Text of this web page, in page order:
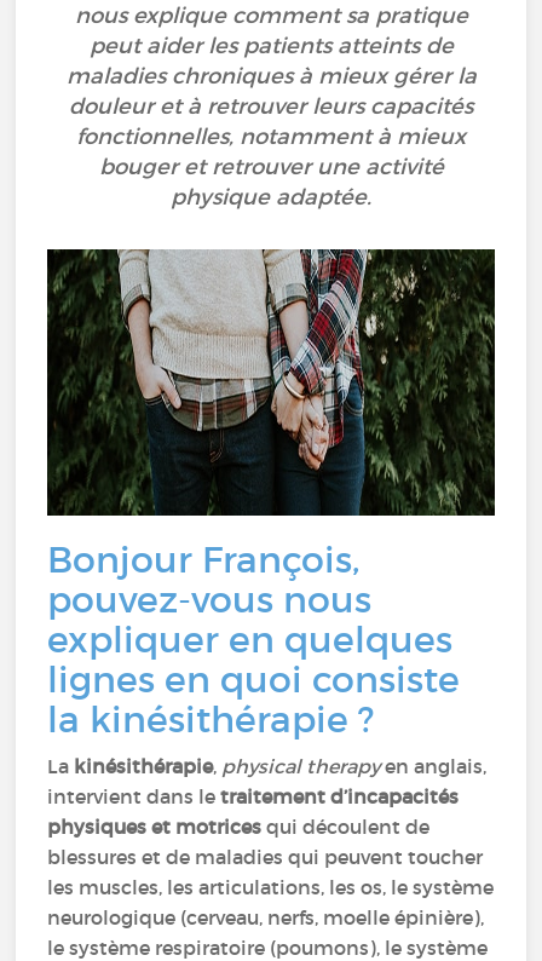
nous explique comment sa pratique
peut aider les patients atteints de
maladies chroniques à mieux gérer la
douleur et à retrouver leurs capacités
fonctionnelles, notamment à mieux
bouger et retrouver une activité
physique adaptée.
Bonjour François,
pouvez-vous nous
expliquer en quelques
lignes en quoi consiste
la kinésithérapie ?
La kinésithérapie, physical therapyen anglais,
intervient dans letraitement d’incapacités
physiques et motrices qui découlent de
blessures et de maladies qui peuvent toucher
les muscles, les articulations, les os, le système
neurologique (cerveau, nerfs, moelle épinière),
le système respiratoire (poumons), le système